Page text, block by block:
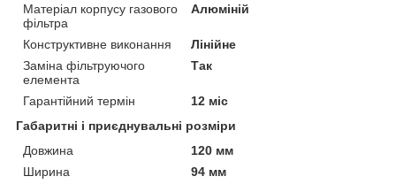
Матеріал корпусу газового
фільтра
Алюміній
Конструктивне виконання
Лінійне
Заміна фільтруючого
елемента
Так
Гарантійний термін
12 міс
Габаритні і приєднувальні розміри
Довжина
120 мм
Ширина
94 мм